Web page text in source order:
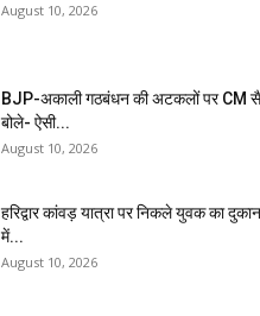
August 10, 2026
BJP-अकाली गठबंधन की अटकलों पर CM
बोले- ऐसी...
August 10, 2026
हरिद्वार कांवड़ यात्रा पर निकले युवक का
में...
August 10, 2026